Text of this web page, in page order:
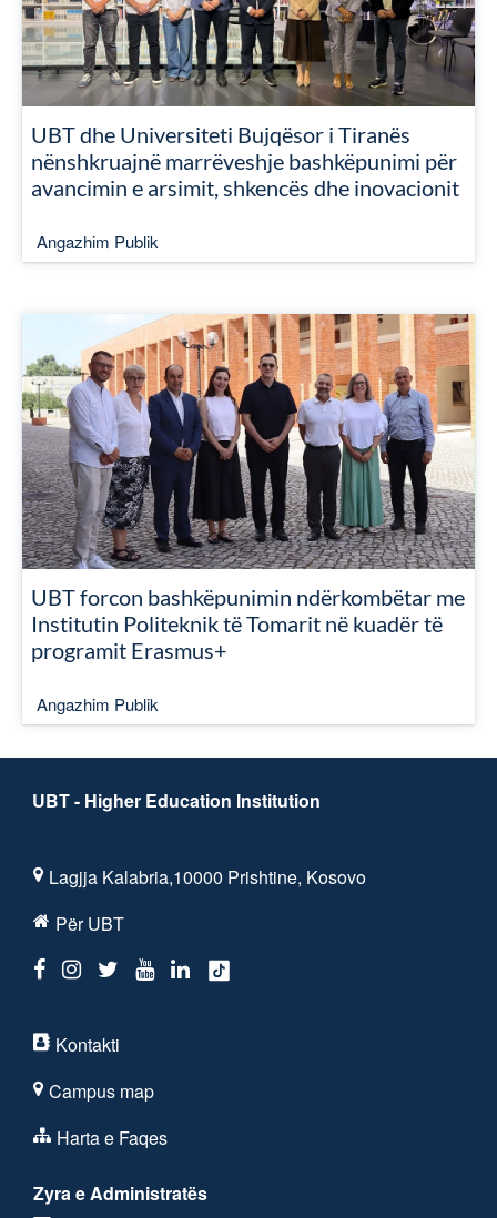
UBT dhe Universiteti Bujqësor i Tiranës
nënshkruajnë marrëveshje bashkëpunimi për
avancimin e arsimit, shkencës dhe inovacionit
Angazhim Publik
UBT forcon bashkëpunimin ndërkombëtar me
Institutin Politeknik të Tomarit në kuadër të
programit Erasmus+
Angazhim Publik
UBT - Higher Education Institution
Lagjja Kalabria,10000 Prishtine, Kosovo
Për UBT
Kontakti
Campus map
Harta e Faqes
Zyra e Administratës